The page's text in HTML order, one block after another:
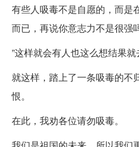
有些人吸毒不是自愿的，而是
而已，再说你意志力不是很强
”这样就会有人也这么想结果就
就这样，踏上了一条吸毒的不
恨。
在此，我劝各位请勿吸毒。